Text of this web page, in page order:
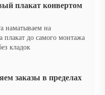
плакат конвертом
наматываем на
плакат до самого монтажа
кладок
заказы в пределах